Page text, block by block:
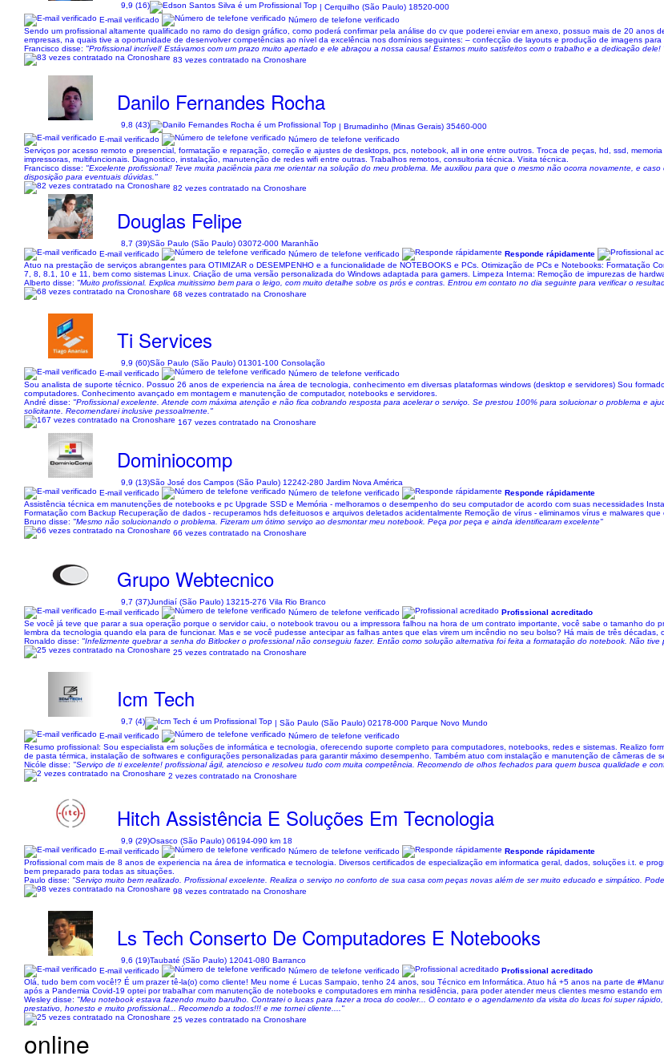
9,9 (16)
| Cerquilho (São Paulo) 18520-000
E-mail verificado
Número de telefone verificado
Sendo um profissional altamente qualificado no ramo do design gráfico, como poderá confirmar pela análise do cv que poderei enviar em anexo, possuo mais de 20 anos
empresas, na quais tive a oportunidade de desenvolver competências ao nível da excelência nos domínios seguintes: – confecção de layouts e produção de imagens para
Francisco disse: "Profissional incrível! Estávamos com um prazo muito apertado e ele abraçou a nossa causa! Estamos muito satisfeitos com o trabalho e a dedicação dele!
83 vezes contratado na Cronoshare
Danilo Fernandes Rocha
9,8 (43)
| Brumadinho (Minas Gerais) 35460-000
E-mail verificado
Número de telefone verificado
Serviços por acesso remoto e presencial, formatação e reparação, correção e ajustes de desktops, pcs, notebook, all in one entre outros. Troca de peças, hd, ssd,
impressoras, multifuncionais. Diagnostico, instalação, manutenção de redes wifi entre outras. Trabalhos remotos, consultoria técnica. Visita técnica.
Francisco disse: "Excelente profissional! Teve muita paciência para me orientar na solução do meu problema. Me auxiliou para que o mesmo não ocorra novamente, e
disposição para eventuais dúvidas."
82 vezes contratado na Cronoshare
Douglas Felipe
8,7 (39)São Paulo (São Paulo) 03072-000 Maranhão
E-mail verificado
Número de telefone verificado Responde rápidamente
Atuo na prestação de serviços abrangentes para OTIMIZAR o DESEMPENHO e a funcionalidade de NOTEBOOKS e PCs. Otimização de PCs e Notebooks: Formatação
7, 8, 8.1, 10 e 11, bem como sistemas Linux. Criação de uma versão personalizada do Windows adaptada para gamers. Limpeza Interna: Remoção de impurezas de
Alberto disse: "Muito profissional. Explica muitissimo bem para o leigo, com muito detalhe sobre os prós e contras. Entrou em contato no dia seguinte para verificar o
68 vezes contratado na Cronoshare
Ti Services
9,9 (60)São Paulo (São Paulo) 01301-100 Consolação
E-mail verificado
Número de telefone verificado
Sou analista de suporte técnico. Possuo 26 anos de experiencia na área de tecnologia, conhecimento em diversas plataformas windows (desktop e servidores) Sou
computadores. Conhecimento avançado em montagem e manutenção de computador, notebooks e servidores.
André disse: "Profissional excelente. Atende com máxima atenção e não fica cobrando resposta para acelerar o serviço. Se prestou 100% para solucionar o problema e
solicitante. Recomendarei inclusive pessoalmente."
167 vezes contratado na Cronoshare
Dominiocomp
9,9 (13)São José dos Campos (São Paulo) 12242-280 Jardim Nova América
E-mail verificado
Número de telefone verificado
Responde rápidamente
Assistência técnica em manutenções de notebooks e pc Upgrade SSD e Memória - melhoramos o desempenho do seu computador de acordo com suas necessidades
Formatação com Backup Recuperação de dados - recuperamos hds defeituosos e arquivos deletados acidentalmente Remoção de vírus - eliminamos vírus e malwares que
Bruno disse: "Mesmo não solucionando o problema. Fizeram um ótimo serviço ao desmontar meu notebook. Peça por peça e ainda identificaram excelente"
66 vezes contratado na Cronoshare
Grupo Webtecnico
9,7 (37)Jundiaí (São Paulo) 13215-276 Vila Rio Branco
E-mail verificado
Número de telefone verificado
Profissional acreditado
Se você já teve que parar a sua operação porque o servidor caiu, o notebook travou ou a impressora falhou na hora de um contrato importante, você sabe o tamanho do
lembra da tecnologia quando ela para de funcionar. Mas e se você pudesse antecipar as falhas antes que elas virem um incêndio no seu bolso? Há mais de três décadas, o
Ronaldo disse: "Infelizmente quebrar a senha do Bitlocker o professional não conseguiu fazer. Então como solução alternativa foi feita a formatação do notebook. Não tive
25 vezes contratado na Cronoshare
Icm Tech
9,7 (4)
| São Paulo (São Paulo) 02178-000 Parque Novo Mundo
E-mail verificado
Número de telefone verificado
Resumo profissional: Sou especialista em soluções de informática e tecnologia, oferecendo suporte completo para computadores, notebooks, redes e sistemas. Realizo
de pasta térmica, instalação de softwares e configurações personalizadas para garantir máximo desempenho. Também atuo com instalação e manutenção de câmeras de
Nicóle disse: "Serviço de ti excelente! profissional ágil, atencioso e resolveu tudo com muita competência. Recomendo de olhos fechados para quem busca qualidade e
2 vezes contratado na Cronoshare
Hitch Assistência E Soluções Em Tecnologia
9,9 (29)Osasco (São Paulo) 06194-090 km 18
E-mail verificado
Número de telefone verificado
Responde rápidamente
Profissional com mais de 8 anos de experiencia na área de informatica e tecnologia. Diversos certificados de especialização em informatica geral, dados, soluções i.t. e
bem preparado para todas as situações.
Paulo disse: "Serviço muito bem realizado. Profissional excelente. Realiza o serviço no conforto de sua casa com peças novas além de ser muito educado e simpático.
98 vezes contratado na Cronoshare
Ls Tech Conserto De Computadores E Notebooks
9,6 (19)Taubaté (São Paulo) 12041-080 Barranco
E-mail verificado
Número de telefone verificado
Profissional acreditado
Olá, tudo bem com você!? É um prazer tê-la(o) como cliente! Meu nome é Lucas Sampaio, tenho 24 anos, sou Técnico em Informática. Atuo há +5 anos na parte de
após a Pandemia Covid-19 optei por trabalhar com manutenção de notebooks e computadores em minha residência, para poder atender meus clientes mesmo estando em
Wesley disse: "Meu notebook estava fazendo muito barulho. Contratei o lucas para fazer a troca do cooler... O contato e o agendamento da visita do lucas foi super
prestativo, honesto e muito profissional... Recomendo a todos!!! e me tornei cliente...."
25 vezes contratado na Cronoshare
online